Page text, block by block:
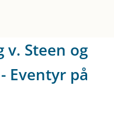
v. Steen og
Eventyr på